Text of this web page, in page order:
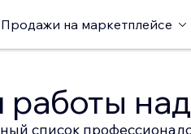
Продажи на маркетплейсе
список